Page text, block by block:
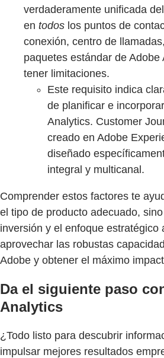
verdaderamente unificada
en todos los puntos de
conexión, centro de
paquetes estándar de Adobe
tener limitaciones.
Este requisito indica
de planificar e
Analytics. Customer
creado en Adobe
diseñado
integral y multicanal.
Comprender estos factores te
el tipo de producto adecuado,
inversión y el enfoque estratégico
aprovechar las robustas
Adobe y obtener el máximo
Da el siguiente paso
Analytics
¿Todo listo para descubrir
impulsar mejores resultados